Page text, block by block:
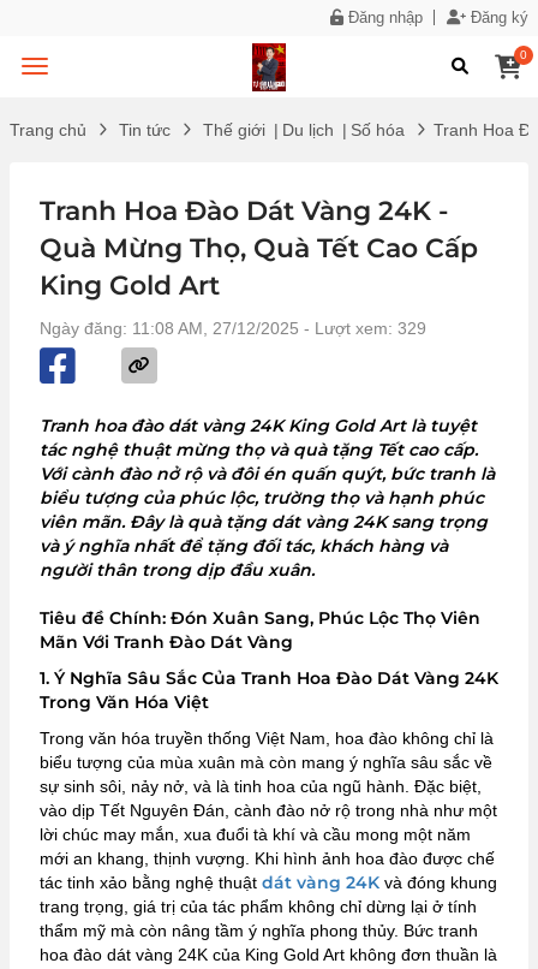
Đăng nhập Đăng ký
0
Trang chủ Tin tức Thế giới | Du lịch | Số hóa Tranh Hoa
Tranh Hoa Đào Dát Vàng 24K -
Quà Mừng Thọ, Quà Tết Cao Cấp
King Gold Art
Ngày đăng: 11:08 AM, 27/12/2025 - Lượt xem: 329
Tranh hoa đào dát vàng 24K King Gold Art là tuyệt
tác nghệ thuật mừng thọ và quà tặng Tết cao cấp.
Với cành đào nở rộ và đôi én quấn quýt, bức tranh là
biểu tượng của phúc lộc, trường thọ và hạnh phúc
viên mãn. Đây là quà tặng dát vàng 24K sang trọng
và ý nghĩa nhất để tặng đối tác, khách hàng và
người thân trong dịp đầu xuân.
Tiêu đề Chính: Đón Xuân Sang, Phúc Lộc Thọ Viên
Mãn Với Tranh Đào Dát Vàng
1. Ý Nghĩa Sâu Sắc Của Tranh Hoa Đào Dát Vàng 24K
Trong Văn Hóa Việt
Trong văn hóa truyền thống Việt Nam, hoa đào không chỉ là
biểu tượng của mùa xuân mà còn mang ý nghĩa sâu sắc về
sự sinh sôi, nảy nở, và là tinh hoa của ngũ hành. Đặc biệt,
vào dịp Tết Nguyên Đán, cành đào nở rộ trong nhà như một
lời chúc may mắn, xua đuổi tà khí và cầu mong một năm
mới an khang, thịnh vượng. Khi hình ảnh hoa đào được chế
tác tinh xảo bằng nghệ thuật dát vàng 24K và đóng khung
trang trọng, giá trị của tác phẩm không chỉ dừng lại ở tính
thẩm mỹ mà còn nâng tầm ý nghĩa phong thủy. Bức tranh
hoa đào dát vàng 24K của King Gold Art không đơn thuần là